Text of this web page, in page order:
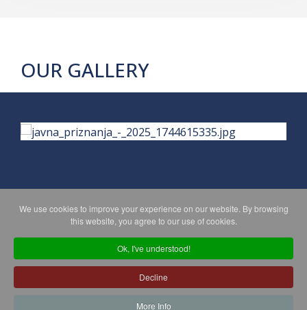
OUR GALLERY
PRIVACY POLICY MAPA WEBA
Copyright © 2026 Koprivničko - križevačka županija. All Rights
Reserved.
We use cookies to improve your experience on our website. By browsing
this website, you agree to our use of cookies.
Ok, I've understood!
Decline
More Info